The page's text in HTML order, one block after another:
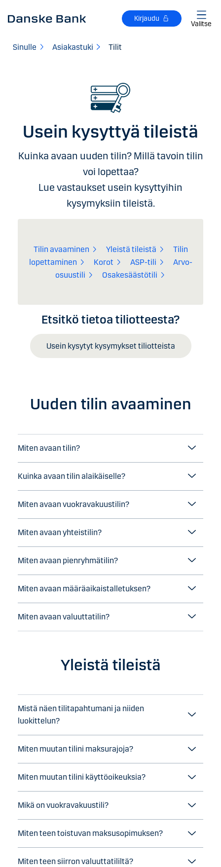
Kirjaudu
Valitse
Sinulle Asiakastuki Tilit
Usein kysyttyä tileistä
Kuinka avaan uuden tilin? Millä tavoin tilin
voi lopettaa?
Lue vastaukset usein kysyttyihin
kysymyksiin tileistä.
Tilin avaaminen Yleistä tileistä
Tilin
lopettaminen
Korot ASP-tili
Arvo-
osuustili
Osakesäästötili
Etsitkö tietoa tiliotteesta?
Usein kysytyt kysymykset tiliotteista
Uuden tilin avaaminen
Miten avaan tilin?
Kuinka avaan tilin alaikäiselle?
Miten avaan vuokravakuustilin?
Miten avaan yhteistilin?
Miten avaan pienryhmätilin?
Miten avaan määräaikaistalletuksen?
Miten avaan valuuttatilin?
Yleistä tileistä
Mistä näen tilitapahtumani ja niiden
luokittelun?
Miten muutan tilini maksurajoja?
Miten muutan tilini käyttöoikeuksia?
Mikä on vuokravakuustili?
Miten teen toistuvan maksusopimuksen?
Miten teen siirron valuuttatililtä?